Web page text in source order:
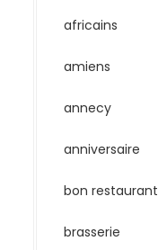
africains
amiens
annecy
anniversaire
bon restaurant
brasserie